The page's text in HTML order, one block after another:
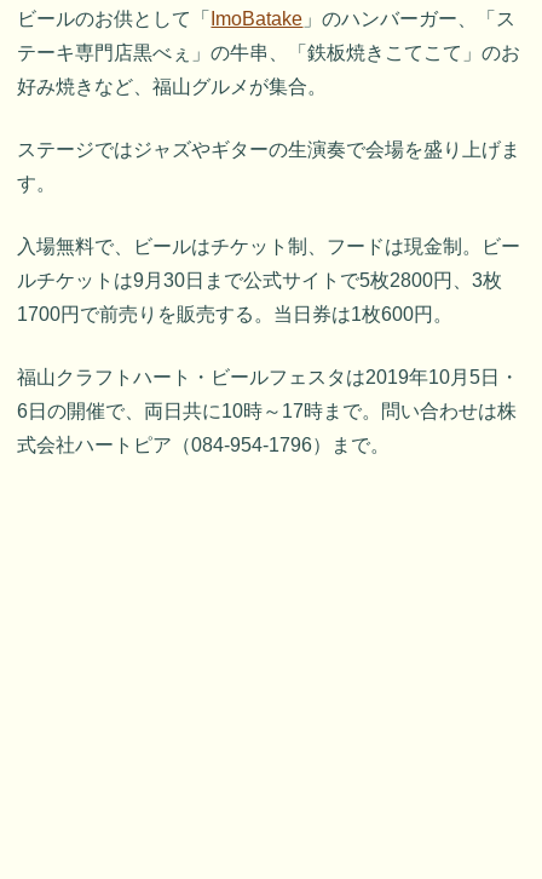
ビールのお供として「 ImoBatake 」のハンバーガー、「ス
テーキ専門店黒べぇ」の牛串、「鉄板焼きこてこて」のお
好み焼きなど、福山グルメが集合。
ステージではジャズやギターの生演奏で会場を盛り上げま
す。
入場無料で、ビールはチケット制、フードは現金制。ビー
ルチケットは9月30日まで公式サイトで5枚2800円、3枚
1700円で前売りを販売する。当日券は1枚600円。
福山クラフトハート・ビールフェスタは2019年10月5日・
6日の開催で、両日共に10時～17時まで。問い合わせは株
式会社ハートピア（084-954-1796）まで。